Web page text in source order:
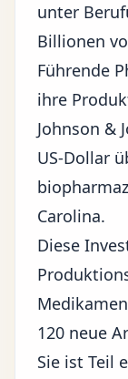
unter
Billionen
Führende
ihre
Johnson &
US-Dollar
Carolina.
Diese
120 neue
Sie ist Teil